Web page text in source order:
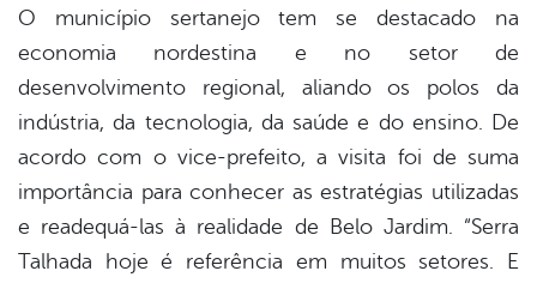
O município sertanejo tem se destacado na
economia nordestina e no setor de
desenvolvimento regional, aliando os polos da
indústria, da tecnologia, da saúde e do ensino. De
acordo com o vice-prefeito, a visita foi de suma
importância para conhecer as estratégias utilizadas
e readequá-las à realidade de Belo Jardim. “Serra
Talhada hoje é referência em muitos setores. E